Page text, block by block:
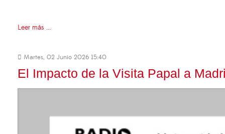
Leer más ...
Martes, 02 Junio 2026 15:40
El Impacto de la Visita Papal a